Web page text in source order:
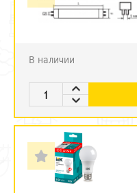
В наличии